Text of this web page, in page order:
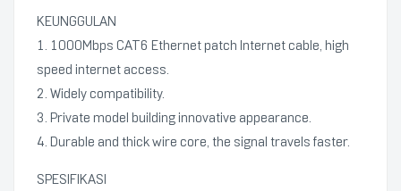
KEUNGGULAN
1. 1000Mbps CAT6 Ethernet patch Internet cable, high
speed internet access.
2. Widely compatibility.
3. Private model building innovative appearance.
4. Durable and thick wire core, the signal travels faster.
SPESIFIKASI